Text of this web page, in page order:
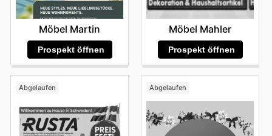
Möbel Martin
Prospekt öffnen
Möbel Mahler
Prospekt öffnen
Abgelaufen Abgelaufen